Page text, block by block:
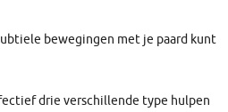
bewegingen met je paard kunt
drie verschillende type hulpen